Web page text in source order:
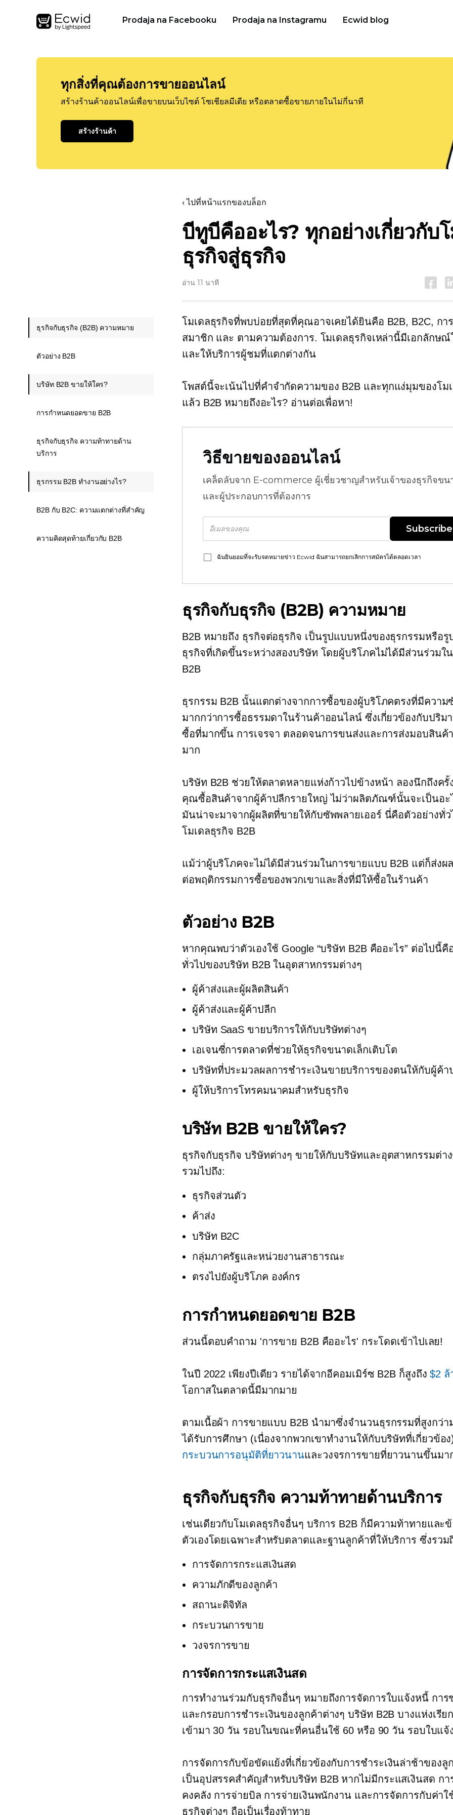
Prodaja na Facebooku Prodaja na Instagramu Ecwid blog
ทุกสิ่งที่คุณต้องการขายออนไลน์
สร้างร้านค้าออนไลน์เพื่อขายบนเว็บไซต์ โซเชียลมีเดีย หรือตลาดซื้อขายภายในไม่กี่นาที
สร้างร้านค้า
‹ ไปที่หน้าแรกของบล็อก
บีทูบีคืออะไร? ทุกอย่างเกี่ยวกับ
ธุรกิจสู่ธุรกิจ
อ่าน 11 นาที
โมเดลธุรกิจที่พบบ่อยที่สุดที่คุณอาจเคยได้ยินคือ B2B, B2C, กา
สมาชิก และ ตามความต้องการ. โมเดลธุรกิจเหล่านี้มีเอกลักษ
และให้บริการผู้ชมที่แตกต่างกัน
โพสต์นี้จะเน้นไปที่คำจำกัดความของ B2B และทุกแง่มุมของโม
แล้ว B2B หมายถึงอะไร? อ่านต่อเพื่อหา!
วิธีขายของออนไลน์
เคล็ดลับจาก E-commerce ผู้เชี่ยวชาญสำหรับเจ้าของธุรกิจขน
และผู้ประกอบการที่ต้องการ
Subscribe
ฉันยินยอมที่จะรับจดหมายข่าว Ecwid ฉันสามารถยกเลิกการสมัครได้ตลอดเวลา
ธุรกิจกับธุรกิจ (B2B) ความหมาย
B2B หมายถึง ธุรกิจต่อธุรกิจ เป็นรูปแบบหนึ่งของธุรกรรมหรือรู
ธุรกิจที่เกิดขึ้นระหว่างสองบริษัท โดยผู้บริโภคไม่ได้มีส่วนร่วมใ
B2B
ธุรกรรม B2B นั้นแตกต่างจากการซื้อของผู้บริโภคตรงที่มีควา
มากกว่าการซื้อธรรมดาในร้านค้าออนไลน์ ซึ่งเกี่ยวข้องกับปริม
ซื้อที่มากขึ้น การเจรจา ตลอดจนการขนส่งและการส่งมอบสินค้
มาก
บริษัท B2B ช่วยให้ตลาดหลายแห่งก้าวไปข้างหน้า ลองนึกถึงครั้
คุณซื้อสินค้าจากผู้ค้าปลีกรายใหญ่ ไม่ว่าผลิตภัณฑ์นั้นจะเป็นอะ
มันน่าจะมาจากผู้ผลิตที่ขายให้กับซัพพลายเออร์ นี่คือตัวอย่างทั่ว
โมเดลธุรกิจ B2B
แม้ว่าผู้บริโภคจะไม่ได้มีส่วนร่วมในการขายแบบ B2B แต่ก็ส่งผ
ต่อพฤติกรรมการซื้อของพวกเขาและสิ่งที่มีให้ซื้อในร้านค้า
ตัวอย่าง B2B
หากคุณพบว่าตัวเองใช้ Google “บริษัท B2B คืออะไร” ต่อไปนี้คื
ทั่วไปของบริษัท B2B ในอุตสาหกรรมต่างๆ
ผู้ค้าส่งและผู้ผลิตสินค้า
ผู้ค้าส่งและผู้ค้าปลีก
บริษัท SaaS ขายบริการให้กับบริษัทต่างๆ
เอเจนซี่การตลาดที่ช่วยให้ธุรกิจขนาดเล็กเติบโต
บริษัทที่ประมวลผลการชำระเงินขายบริการของตนให้กับผู้ค้า
ผู้ให้บริการโทรคมนาคมสำหรับธุรกิจ
บริษัท B2B ขายให้ใคร?
ธุรกิจกับธุรกิจ บริษัทต่างๆ ขายให้กับบริษัทและอุตสาหกรรมต่า
รวมไปถึง:
ธุรกิจส่วนตัว
ค้าส่ง
บริษัท B2C
กลุ่มภาครัฐและหน่วยงานสาธารณะ
ตรงไปยังผู้บริโภค องค์กร
การกำหนดยอดขาย B2B
ส่วนนี้ตอบคำถาม 'การขาย B2B คืออะไร' กระโดดเข้าไปเลย!
ในปี 2022 เพียงปีเดียว รายได้จากอีคอมเมิร์ซ B2B ก็สูงถึง$2
โอกาสในตลาดนี้มีมากมาย
ตามเนื้อผ้า การขายแบบ B2B นำมาซึ่งจำนวนธุรกรรมที่สูงกว่
ได้รับการศึกษา (เนื่องจากพวกเขาทำงานให้กับบริษัทที่เกี่ยวข้อง
กระบวนการอนุมัติที่ยาวนานและวงจรการขายที่ยาวนานขึ้นมา
ธุรกิจกับธุรกิจ ความท้าทายด้านบริการ
เช่นเดียวกับโมเดลธุรกิจอื่นๆ บริการ B2B ก็มีความท้าทายและ
ตัวเองโดยเฉพาะสำหรับตลาดและฐานลูกค้าที่ให้บริการ ซึ่งรวม
การจัดการกระแสเงินสด
ความภักดีของลูกค้า
สถานะดิจิทัล
กระบวนการขาย
วงจรการขาย
การจัดการกระแสเงินสด
การทำงานร่วมกับธุรกิจอื่นๆ หมายถึงการจัดการใบแจ้งหนี้ การ
และกรอบการชำระเงินของลูกค้าต่างๆ บริษัท B2B บางแห่งเรีย
เข้ามา30 วันรอบในขณะที่คนอื่นใช้ 60 หรือ 90 วัน รอบใบแจ้
การจัดการกับข้อขัดแย้งที่เกี่ยวข้องกับการชำระเงินล่าช้าของลู
เป็นอุปสรรคสำคัญสำหรับบริษัท B2B หากไม่มีกระแสเงินสด ก
คงคลัง การจ่ายบิล การจ่ายเงินพนักงาน และการจัดการกับค่าใ
ธุรกิจต่างๆ ถือเป็นเรื่องท้าทาย
ธุรกิจกับธุรกิจ (B2B) ความหมาย
ตัวอย่าง B2B
บริษัท B2B ขายให้ใคร?
การกำหนดยอดขาย B2B
ธุรกิจกับธุรกิจ ความท้าทายด้าน
บริการ
ธุรกรรม B2B ทำงานอย่างไร?
B2B กับ B2C: ความแตกต่างที่สำคัญ
ความคิดสุดท้ายเกี่ยวกับ B2B